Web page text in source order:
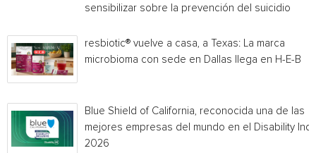
sensibilizar sobre la prevención del suicidio
resbiotic® vuelve a casa, a Texas: La marca
microbioma con sede en Dallas llega en H-E-B
Blue Shield of California, reconocida una de las
mejores empresas del mundo en el Disability
2026